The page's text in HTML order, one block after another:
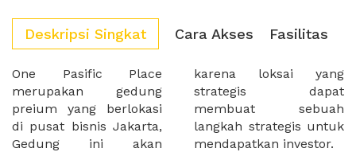
Deskripsi Singkat Cara Akses Fasilitas
One Pasific Place
merupakan gedung
preium yang berlokasi
di pusat bisnis Jakarta,
Gedung ini akan
karena loksai yang
strategis dapat
membuat sebuah
langkah strategis untuk
mendapatkan investor.